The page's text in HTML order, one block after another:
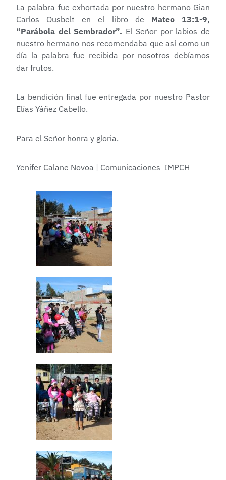
La palabra fue exhortada por nuestro hermano Gian
Carlos Ousbelt en el libro de Mateo 13:1-9,
“Parábola del Sembrador”. El Señor por labios de
nuestro hermano nos recomendaba que así como un
día la palabra fue recibida por nosotros debíamos
dar frutos.
La bendición final fue entregada por nuestro Pastor
Elías Yáñez Cabello.
Para el Señor honra y gloria.
Yenifer Calane Novoa | Comunicaciones IMPCH